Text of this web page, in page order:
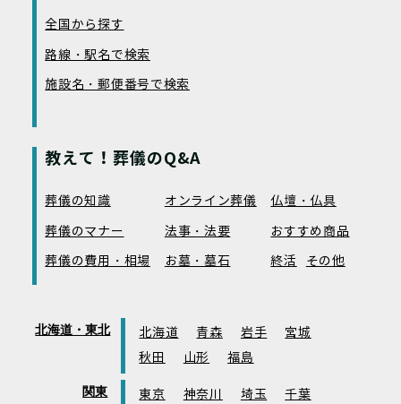
全国から探す
路線・駅名で検索
施設名・郵便番号で検索
教えて！葬儀のQ&A
葬儀の知識 オンライン葬儀
仏壇・仏具
葬儀のマナー
法事・法要
おすすめ商品
葬儀の費用・相場
お墓・墓石 終活 その他
北海道・東北 北海道 青森 岩手
宮城
秋田
山形 福島
関東 東京 神奈川 埼玉
千葉